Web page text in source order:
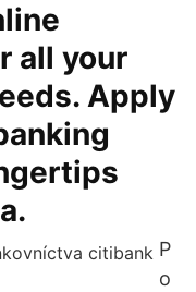
all your
Apply
P
o